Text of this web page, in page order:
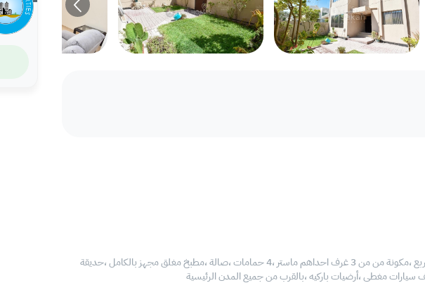
فيلا للايجار في الرفاع ،المساحة 350 متر مربع ،مكونة من من 3 غرف احداهم ماستر ،4 حمامات ،صالة ،مطبخ مغلق مجهز بالكامل ،حديقة